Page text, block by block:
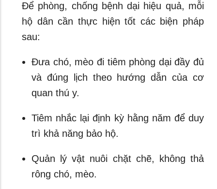
Để phòng, chống bệnh dại hiệu quả, mỗi
hộ dân cần thực hiện tốt các biện pháp
sau:
Đưa chó, mèo đi tiêm phòng dại đầy đủ
và đúng lịch theo hướng dẫn của cơ
quan thú y.
Tiêm nhắc lại định kỳ hằng năm để duy
trì khả năng bảo hộ.
Quản lý vật nuôi chặt chẽ, không thả
rông chó, mèo.